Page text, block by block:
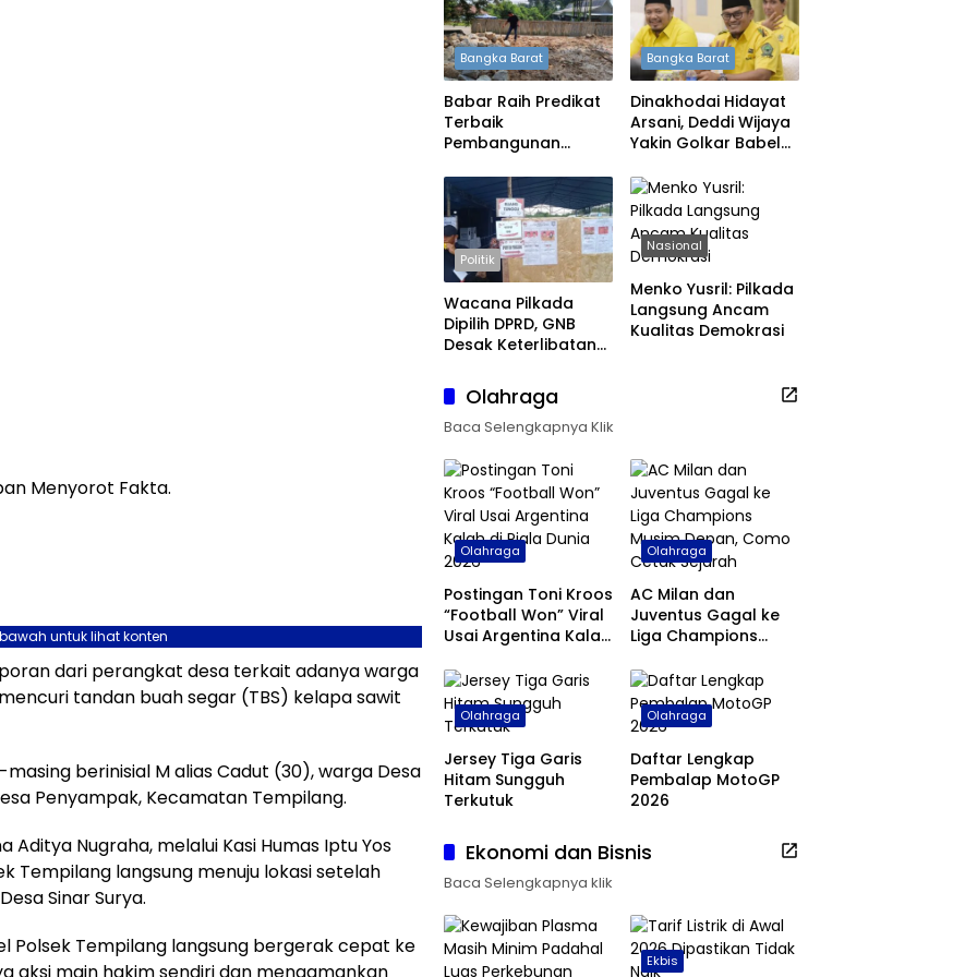
Menyorot Fakta.
untuk lihat konten
dari perangkat desa terkait adanya warga
tandan buah segar (TBS) kelapa sawit
berinisial M alias Cadut (30), warga Desa
Penyampak, Kecamatan Tempilang.
Aditya Nugraha, melalui Kasi Humas Iptu Yos
Tempilang langsung menuju lokasi setelah
Sinar Surya.
Polsek Tempilang langsung bergerak cepat ke
aksi main hakim sendiri dan mengamankan
Bangka Barat
Babar Raih Predikat
Terbaik
Pembangunan
Boleh Berpuas Diri
Bangka Barat
Dinakhodai Hidayat
Arsani, Deddi Wijaya
Yakin Golkar Babel
Politik
Wacana Pilkada
Dipilih DPRD, GNB
Desak Keterlibatan
Nasional
Menko Yusril: Pilkada
Langsung Ancam
Kualitas Demokrasi
Olahraga
Baca Selengkapnya Klik
Olahraga
Postingan Toni Kroos
“Football Won” Viral
Usai Argentina Kalah
Olahraga
AC Milan dan
Juventus Gagal ke
Liga Champions
Cetak Sejarah
Olahraga
Jersey Tiga Garis
Hitam Sungguh
Terkutuk
Olahraga
Daftar Lengkap
Pembalap MotoGP
2026
Ekonomi dan Bisnis
Baca Selengkapnya klik
Ekbis